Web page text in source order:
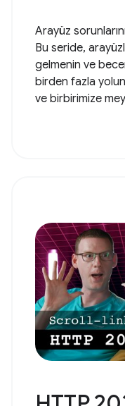
Arayüz
Bu seride,
gelmenin ve
birden fazla
ve birbirimize